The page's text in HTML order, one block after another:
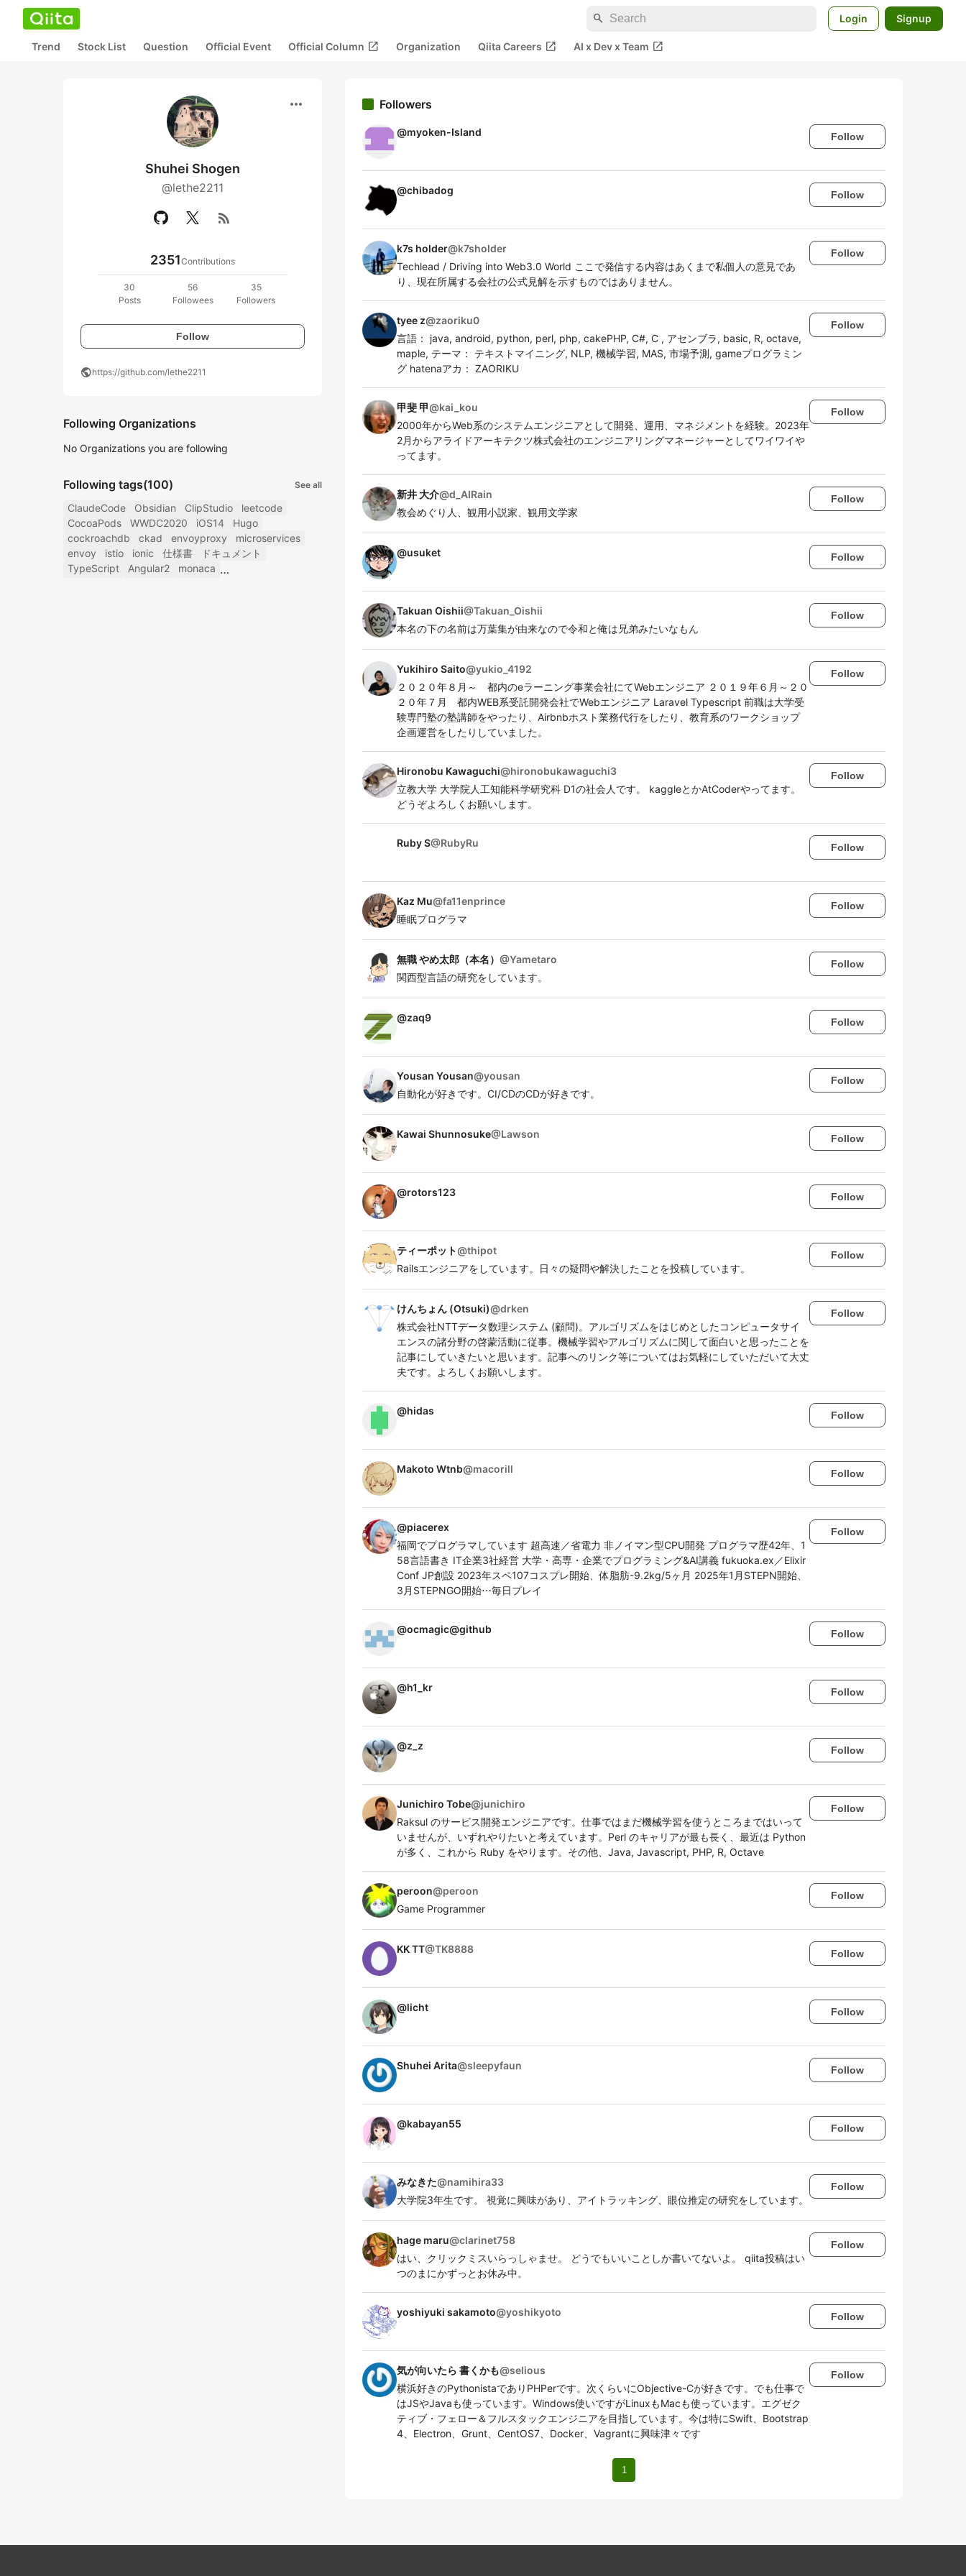
search Login Signup
Trend Stock List Question Official Event Official Column open_in_new Organization Qiita Careers open_in_new AI x Dev x Team open_in_new
more_horiz
Shuhei Shogen
@lethe2211
rss_feed
2351Contributions
30
Posts
56
Followees
35
Followers
Follow
publichttps://github.com/lethe2211
Following Organizations
No Organizations you are following
Following tags(100) See all
ClaudeCode Obsidian ClipStudio
leetcode
CocoaPods
WWDC2020 iOS14
Hugo
cockroachdb
ckad envoyproxy
microservices
envoy
istio ionic 仕様書
ドキュメント
TypeScript
Angular2 monaca
Followers
@myoken-Island Follow
@chibadog Follow
k7s holder@k7sholder
Techlead / Driving into Web3.0 World ここで発信する内容はあくまで私個人の意見であ
り、現在所属する会社の公式見解を示すものではありません。
Follow
tyee z@zaoriku0
言語： java, android, python, perl, php, cakePHP, C#, C , アセンブラ, basic, R, octave,
maple, テーマ： テキストマイニング, NLP, 機械学習, MAS, 市場予測, gameプログラミン
グ hatenaアカ： ZAORIKU
Follow
甲斐 甲@kai_kou
2000年からWeb系のシステムエンジニアとして開発、運用、マネジメントを経験。2023年
2月からアライドアーキテクツ株式会社のエンジニアリングマネージャーとしてワイワイや
ってます。
Follow
新井 大介@d_AIRain
教会めぐり人、観用小説家、観用文学家
Follow
@usuket Follow
Takuan Oishii@Takuan_Oishii
本名の下の名前は万葉集が由来なので令和と俺は兄弟みたいなもん
Follow
Yukihiro Saito@yukio_4192
２０２０年８月～ 都内のeラーニング事業会社にてWebエンジニア ２０１９年６月～２０
２０年７月 都内WEB系受託開発会社でWebエンジニア Laravel Typescript 前職は大学受
験専門塾の塾講師をやったり、Airbnbホスト業務代行をしたり、教育系のワークショップ
企画運営をしたりしていました。
Follow
Hironobu Kawaguchi@hironobukawaguchi3
立教大学 大学院人工知能科学研究科 D1の社会人です。 kaggleとかAtCoderやってます。
どうぞよろしくお願いします。
Follow
Ruby S@RubyRu Follow
Kaz Mu@fa11enprince
睡眠プログラマ
Follow
無職 やめ太郎（本名） @Yametaro
関西型言語の研究をしています。
Follow
@zaq9 Follow
Yousan Yousan@yousan
自動化が好きです。CI/CDのCDが好きです。
Follow
Kawai Shunnosuke@Lawson Follow
@rotors123 Follow
ティーポット@thipot
Railsエンジニアをしています。日々の疑問や解決したことを投稿しています。
Follow
けんちょん (Otsuki)@drken
株式会社NTTデータ数理システム (顧問)。アルゴリズムをはじめとしたコンピュータサイ
エンスの諸分野の啓蒙活動に従事。機械学習やアルゴリズムに関して面白いと思ったことを
記事にしていきたいと思います。記事へのリンク等についてはお気軽にしていただいて大丈
夫です。よろしくお願いします。
Follow
@hidas Follow
Makoto Wtnb@macorill Follow
@piacerex
福岡でプログラマしています 超高速／省電力 非ノイマン型CPU開発 プログラマ歴42年、1
58言語書き IT企業3社経営 大学・高専・企業でプログラミング&AI講義 fukuoka.ex／Elixir
Conf JP創設 2023年スペ107コスプレ開始、体脂肪-9.2kg/5ヶ月 2025年1月STEPN開始、
3月STEPNGO開始⋯毎日プレイ
Follow
@ocmagic@github Follow
@h1_kr Follow
@z_z Follow
Junichiro Tobe@junichiro
Raksul のサービス開発エンジニアです。仕事ではまだ機械学習を使うところまではいって
いませんが、いずれやりたいと考えています。Perl のキャリアが最も長く、最近は Python
が多く、これから Ruby をやります。その他、Java, Javascript, PHP, R, Octave
Follow
peroon@peroon
Game Programmer
Follow
KK TT@TK8888 Follow
@licht Follow
Shuhei Arita@sleepyfaun Follow
@kabayan55 Follow
みなきた@namihira33
大学院3年生です。 視覚に興味があり、アイトラッキング、眼位推定の研究をしています。
Follow
hage maru@clarinet758
はい、クリックミスいらっしゃませ。 どうでもいいことしか書いてないよ。 qiita投稿はい
つのまにかずっとお休み中。
Follow
yoshiyuki sakamoto@yoshikyoto Follow
気が向いたら 書くかも@selious
横浜好きのPythonistaでありPHPerです。次くらいにObjective-Cが好きです。でも仕事で
はJSやJavaも使っています。Windows使いですがLinuxもMacも使っています。エグゼク
ティブ・フェロー＆フルスタックエンジニアを目指しています。今は特にSwift、Bootstrap
4、Electron、Grunt、CentOS7、Docker、Vagrantに興味津々です
Follow
1